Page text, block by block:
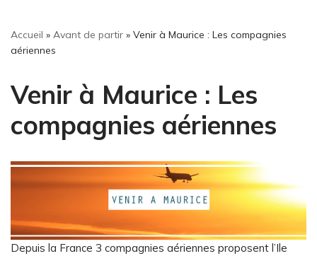
Accueil » Avant de partir » Venir à Maurice : Les compagnies
aériennes
Venir à Maurice : Les
compagnies aériennes
Depuis la France 3 compagnies aériennes proposent l’Ile